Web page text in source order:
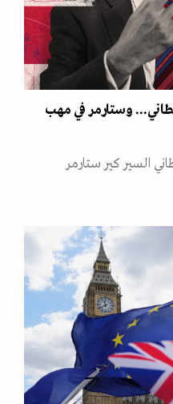
وستارمر في مهب
السير كير ستارمر